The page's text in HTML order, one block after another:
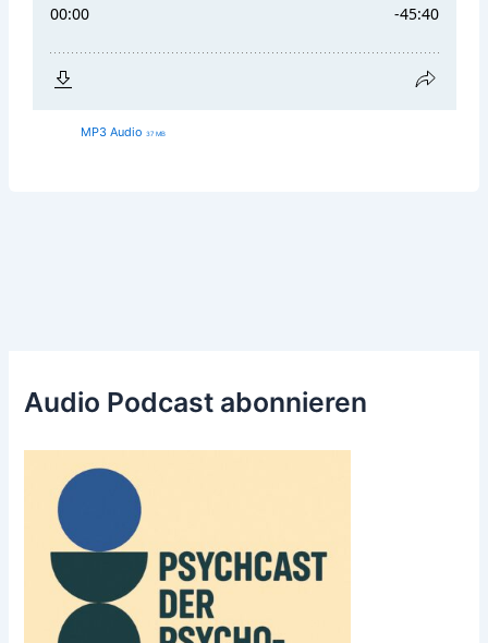
Audio Podcast abonnieren
MP3 Audio 37 MB